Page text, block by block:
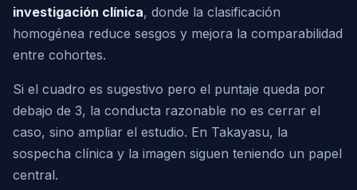
investigación clínica, donde la clasificación
homogénea reduce sesgos y mejora la comparabilidad
entre cohortes.
Si el cuadro es sugestivo pero el puntaje queda por
debajo de 3, la conducta razonable no es cerrar el
caso, sino ampliar el estudio. En Takayasu, la
sospecha clínica y la imagen siguen teniendo un papel
central.